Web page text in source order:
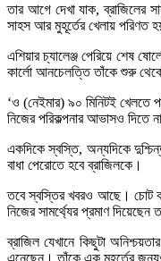
তার আগে দেখা যাক, ব্রাজিলের
সাহস আর মুহূর্তের খেলায় পরিণত
এশিয়ার চ্যালেঞ্জ পেরিয়ে শেষ
কার্লো আনচেলত্তি তাঁকে শুরু
‘ও (নেইমার) ৯০ মিনিটই
নিজের পরিকল্পনার আভাসও দিতে
একদিকে স্বস্তি, অন্যদিকে
বাধা পেরোতে হবে ব্রাজিলকে।
তবে স্বস্তির খবরও আছে। চোট
নিজের সামর্থ্যের প্রমাণ
ব্রাজিল যেখানে কিছুটা
এনেছেন। তাঁকে এক মুহূর্তের জন্যও